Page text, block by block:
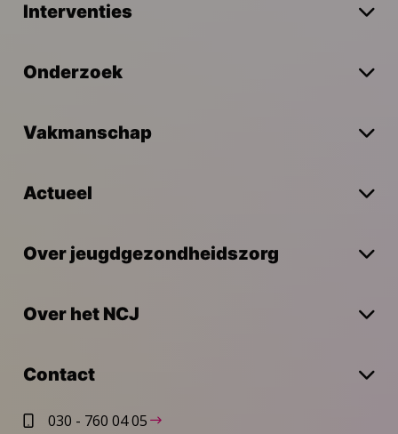
Interventies
Onderzoek
Vakmanschap
Actueel
Over jeugdgezondheidszorg
Over het NCJ
Contact
030 - 760 04 05